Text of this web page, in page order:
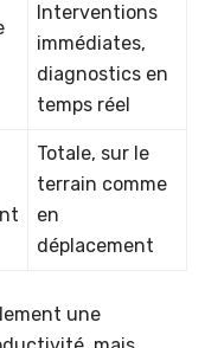
Interventions
immédiates,
diagnostics en
temps réel
Totale, sur le
terrain comme
en
déplacement
une